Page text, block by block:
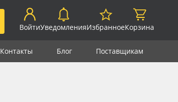
ВойтиУведомленияИзбранноеКорзина
Контакты Блог Поставщикам